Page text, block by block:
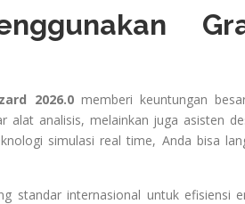
2026.0memberi keuntungan
alat analisis, melainkan juga asisten
simulasi real time, Anda bisa
standar internasional untuk efisiensi